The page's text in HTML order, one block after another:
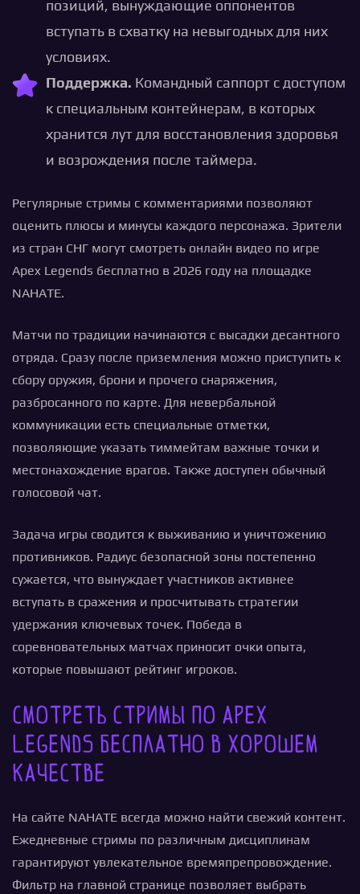
позиций, вынуждающие оппонентов
вступать в схватку на невыгодных для них
условиях.
Поддержка. Командный саппорт с доступом
к специальным контейнерам, в которых
хранится лут для восстановления здоровья
и возрождения после таймера.
Регулярные стримы с комментариями позволяют
оценить плюсы и минусы каждого персонажа. Зрители
из стран СНГ могут смотреть онлайн видео по игре
Apex Legends бесплатно в 2026 году на площадке
NAHATE.
Матчи по традиции начинаются с высадки десантного
отряда. Сразу после приземления можно приступить к
сбору оружия, брони и прочего снаряжения,
разбросанного по карте. Для невербальной
коммуникации есть специальные отметки,
позволяющие указать тиммейтам важные точки и
местонахождение врагов. Также доступен обычный
голосовой чат.
Задача игры сводится к выживанию и уничтожению
противников. Радиус безопасной зоны постепенно
сужается, что вынуждает участников активнее
вступать в сражения и просчитывать стратегии
удержания ключевых точек. Победа в
соревновательных матчах приносит очки опыта,
которые повышают рейтинг игроков.
Смотреть стримы по Apex
Legends бесплатно в хорошем
качестве
На сайте NAHATE всегда можно найти свежий контент.
Ежедневные стримы по различным дисциплинам
гарантируют увлекательное времяпрепровождение.
Фильтр на главной странице позволяет выбрать